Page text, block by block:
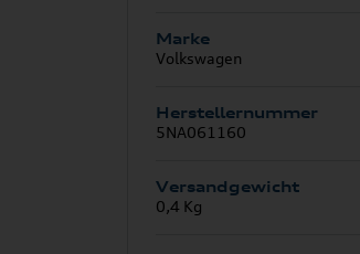
Marke
Volkswagen
Herstellernummer
5NA061160
Versandgewicht
0,4 Kg